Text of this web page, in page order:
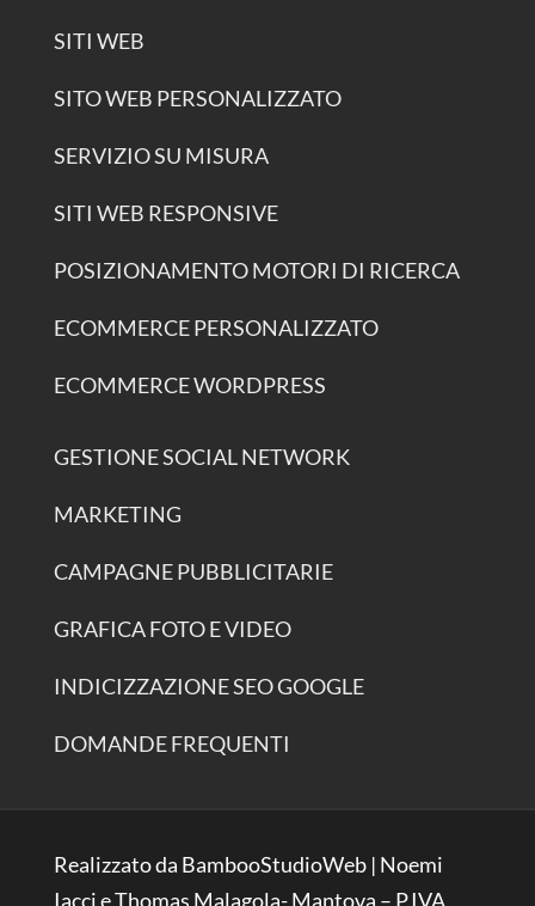
SITI WEB
SITO WEB PERSONALIZZATO
SERVIZIO SU MISURA
SITI WEB RESPONSIVE
POSIZIONAMENTO MOTORI DI RICERCA
ECOMMERCE PERSONALIZZATO
ECOMMERCE WORDPRESS
GESTIONE SOCIAL NETWORK
MARKETING
CAMPAGNE PUBBLICITARIE
GRAFICA FOTO E VIDEO
INDICIZZAZIONE SEO GOOGLE
DOMANDE FREQUENTI
Realizzato da BambooStudioWeb | Noemi
Iacci e Thomas Malagola- Mantova – P.IVA